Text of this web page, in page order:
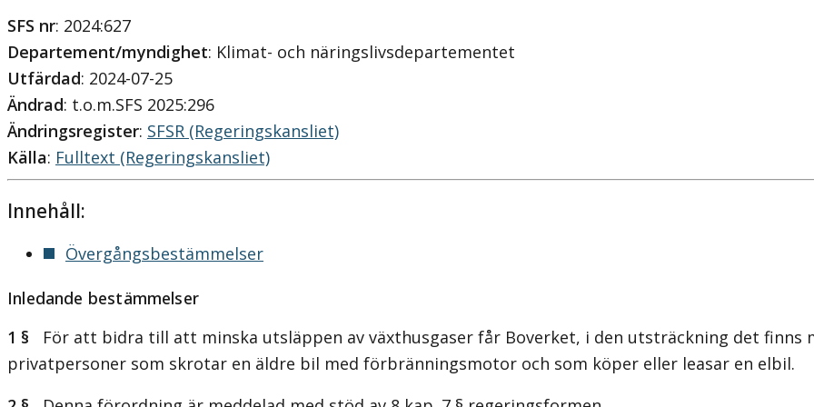
SFS nr: 2024:627
Departement/myndighet: Klimat- och näringslivsdepartementet
Utfärdad: 2024-07-25
Ändrad: t.o.m.SFS 2025:296
Ändringsregister: SFSR (Regeringskansliet)
Källa: Fulltext (Regeringskansliet)
Innehåll:
Övergångsbestämmelser
Inledande bestämmelser
1 § För att bidra till att minska utsläppen av växthusgaser får Boverket, i den utsträckning det finns
privatpersoner som skrotar en äldre bil med förbränningsmotor och som köper eller leasar en elbil.